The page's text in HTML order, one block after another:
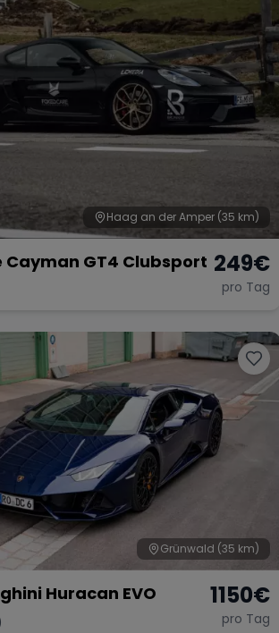
Haag an der Amper (35 km)
Cayman GT4 Clubsport 249€
pro Tag
Grünwald (35 km)
Huracan EVO 1150€
pro Tag